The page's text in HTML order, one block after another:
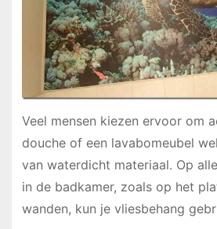
Veel mensen kiezen ervoor om
douche of een lavabomeubel
van waterdicht materiaal. Op
in de badkamer, zoals op het
wanden, kun je vliesbehang